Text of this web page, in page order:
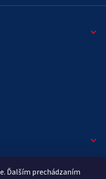
Ďalším prechádzaním